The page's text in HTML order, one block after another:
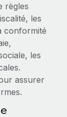
à
des
par
règles
les
conformité
les
assurer